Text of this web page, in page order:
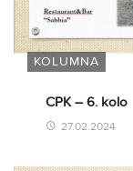
KOLUMNA
CPK – 6. kolo
27.02.2024